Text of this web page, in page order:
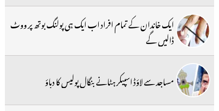
ایک خاندان کے تمام افراد اب ایک ہی پولنگ بوتھ پر ووٹ
ڈالیں گے
مساجد سے لاؤڈ اسپیکر ہٹانے بنگال پولیس کا دباؤ